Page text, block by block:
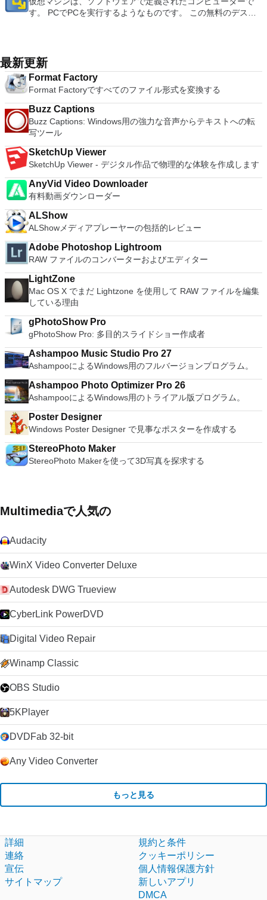
に、RealVNCアカウントの資格情報を使用して、ローカルマ
シンでVNC Viewerにサインインします。そこから、コンピュ
ューターへのログインに使用するのと同じユーザー名とパスワ
ードを入力するだけです。 WIN 7,8,8.1,10をサポートしま
す。 VNC ViewerのMacバージョンをお探しですか？ここから
ダウンロード
Microsoft Save as PDFまたはXPSアドインは、2007 Microsoft
Office systemソフトウェアの補足条項であり、2007 Microsoft
XP Service Pack 2。
anywhere on VMware software. vSphere and vCloud Air
Support - Drag and drop VMs between environments.
Haswell CPU support. Enterprise Quality Virtual Machines -
16 vCPUs, 8TB virtual disks, and 64GB memory. Enhanced
IPv6 Support - IPv6-to-IPv4 NAT (6to4 and 4to6). Virtual
Machine Video Memory - Up to 2GB. Enhanced Connectivity -
USB 3.0, Bluetooth, HD audio, printers, and Skype support.
High Resolution Displays - 4K UHD and QHD+ support.
VMware Workstation Pro is a perfect choice for those of you
Windows 10. By utilizing an app like this, you'll get to try out
all of Windows 10's new features in a safe sandboxed
environment, without the need to install the OS natively.
VMware Workstation Pro doesn't just support Microsofts OS,
you can also install Linux VMs, including Ubuntu, Red Hat,
Fedora, and lots of other distributions as well. Overall,
Workstation Pro offers high performance, strong reliability,
and cutting edge features that make it stand out from the
crowd. The full version is a little pricey, but you do get what
you pay for.
has a built-in macro scripting language and some other useful
plugins. Key features include: Automatically creates logs with
remote Telnet or SSH hosts. It sports a clean and crisp layout
that is easy to work with. The application does not take a long
time to wrap your head around and is also very light on
system resources. So, if you need a free terminal emulator,
which is easy to master and supports remote Telnet or SSH
host connections then Tera Term is a good choice.
す。 PCでPCを実行するようなものです。 この無料のデスク
主な機能は次のとおりです。 1台のPCで複数のオペレーティ
ングシステムを同時に実行します。 インストールや構成の問
題なしに、事前構成された製品の利点を体験してください。
ホストコンピューターと仮想マシン間でデータを共有します。
32ビットと64ビットの両方の仮想マシンを実行します。 2-
way Virtual SMPを活用します。 サードパーティの仮想マシン
とイメージを使用します。 ホストコンピューターと仮想マシ
ン間でデータを共有します。 幅広いホストおよびゲストオペ
レーティングシステムのサポート。 USB 2.0デバイスのサポー
ト。 起動時にアプライアンス情報を取得します。 直感的なホ
ームページインターフェイスを介して仮想マシンに簡単にアク
セスできます。 VMware Playerは、Microsoft Virtual Server仮
想マシンまたはMicrosoft Virtual PC仮想マシンもサポートして
最新更新
Format Factory
Format Factoryですべてのファイル形式を変換する
Buzz Captions
Buzz Captions: Windows用の強力な音声からテキストへの転
写ツール
SketchUp Viewer
SketchUp Viewer - デジタル作品で物理的な体験を作成します
AnyVid Video Downloader
有料動画ダウンローダー
ALShow
ALShowメディアプレーヤーの包括的レビュー
Adobe Photoshop Lightroom
RAW ファイルのコンバーターおよびエディター
LightZone
Mac OS X でまだ Lightzone を使用して RAW ファイルを編集
している理由
gPhotoShow Pro
gPhotoShow Pro: 多目的スライドショー作成者
Ashampoo Music Studio Pro 27
AshampooによるWindows用のフルバージョンプログラム。
Ashampoo Photo Optimizer Pro 26
AshampooによるWindows用のトライアル版プログラム。
Poster Designer
Windows Poster Designer で見事なポスターを作成する
StereoPhoto Maker
StereoPhoto Makerを使って3D写真を探求する
Multimediaで人気の
Audacity
WinX Video Converter Deluxe
Autodesk DWG Trueview
CyberLink PowerDVD
Digital Video Repair
Winamp Classic
OBS Studio
5KPlayer
DVDFab 32-bit
Any Video Converter
もっと見る
詳細
連絡
宣伝
サイトマップ
規約と条件
クッキーポリシー
個人情報保護方針
新しいアプリ
DMCA